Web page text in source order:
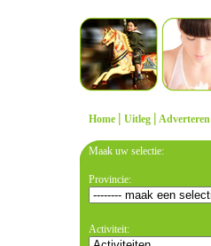
Home | Uitleg | Adverteren
Maak uw selectie:
Provincie:
Activiteit: